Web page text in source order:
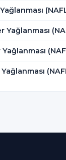
Yağlanması